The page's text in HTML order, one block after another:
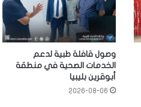
وصول قافلة طبية لدعم
الخدمات الصحية في منطقة
أبوقرين بليبيا
2026-08-06